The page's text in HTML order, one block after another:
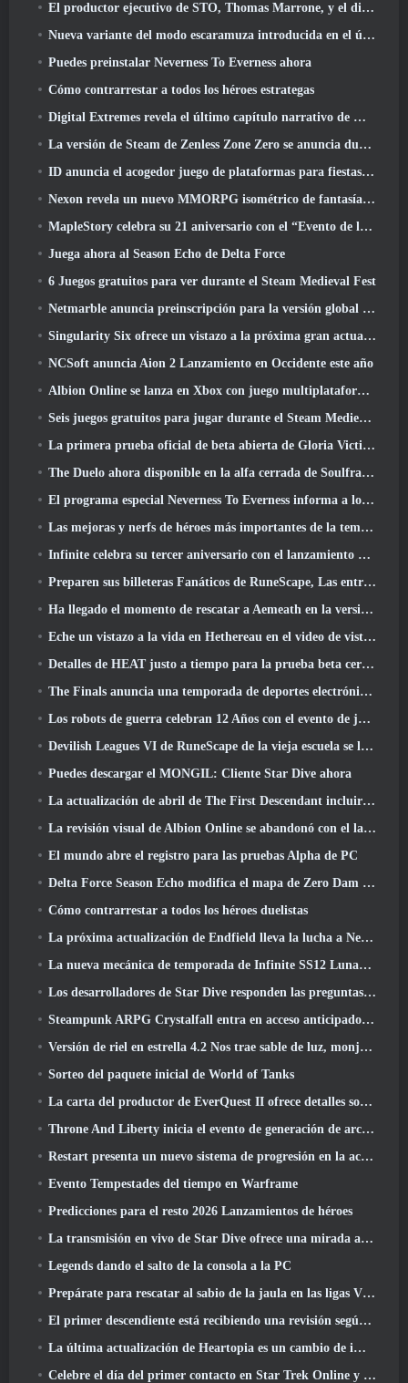
El productor ejecutivo de STO, Thomas Marrone, y el director creativo de Neverwinter, Randy Mosiondz, hablan sobre los juegos y el futuro de Cryptic.
Nueva variante del modo escaramuza introducida en el último acto de Valorant
Puedes preinstalar Neverness To Everness ahora
Cómo contrarrestar a todos los héroes estrategas
Digital Extremes revela el último capítulo narrativo de Warframe con nuevos cortos de anime
La versión de Steam de Zenless Zone Zero se anuncia durante la versión 2.8 Programa Especial
ID anuncia el acogedor juego de plataformas para fiestas Totopia durante la exhibición de Xbox, Comienza el reclutamiento Beta
Nexon revela un nuevo MMORPG isométrico de fantasía oscura, Brasas de los sin corona
MapleStory celebra su 21 aniversario con el “Evento de la Universidad Maple”
Juega ahora al Season Echo de Delta Force
6 Juegos gratuitos para ver durante el Steam Medieval Fest
Netmarble anuncia preinscripción para la versión global del MMORPG de ciencia ficción RF Online Next
Singularity Six ofrece un vistazo a la próxima gran actualización de Palia The Royal Highlands
NCSoft anuncia Aion 2 Lanzamiento en Occidente este año
Albion Online se lanza en Xbox con juego multiplataforma completo
Seis juegos gratuitos para jugar durante el Steam Medieval Fest
La primera prueba oficial de beta abierta de Gloria Victis comienza hoy
The Duelo ahora disponible en la alfa cerrada de Soulframe
El programa especial Neverness To Everness informa a los jugadores qué esperar en los lanzamientos
Las mejoras y nerfs de héroes más importantes de la temporada 7.5
Infinite celebra su tercer aniversario con el lanzamiento de Lunaria SS12 hoy
Preparen sus billeteras Fanáticos de RuneScape, Las entradas para RuneFest están a punto de salir a la venta
Ha llegado el momento de rescatar a Aemeath en la versión de Wuthering Waves 3.3 Actualizar
Eche un vistazo a la vida en Hethereau en el video de vista previa del juego de lanzamiento de Neverness To Everness
Detalles de HEAT justo a tiempo para la prueba beta cerrada
The Finals anuncia una temporada de deportes electrónicos de 200.000 dólares
Los robots de guerra celebran 12 Años con el evento de juegos robóticos marcianos
Devilish Leagues VI de RuneScape de la vieja escuela se lanza hoy
Puedes descargar el MONGIL: Cliente Star Dive ahora
La actualización de abril de The First Descendant incluirá la versión Beta del nuevo contenido del juego final
La revisión visual de Albion Online se abandonó con el lanzamiento de la actualización Radiant Wilds hoy
El mundo abre el registro para las pruebas Alpha de PC
Delta Force Season Echo modifica el mapa de Zero Dam y amplía la jugabilidad de operaciones
Cómo contrarrestar a todos los héroes duelistas
La próxima actualización de Endfield lleva la lucha a Nefarith
La nueva mecánica de temporada de Infinite SS12 Lunaria es una de las "mayores adiciones" al juego
Los desarrolladores de Star Dive responden las preguntas de los jugadores en una transmisión en vivo sorpresa
Steampunk ARPG Crystalfall entra en acceso anticipado, Pero no sin algunos problemas
Versión de riel en estrella 4.2 Nos trae sable de luz, monja-chuck, El baterista pionero y un emanador de euforia
Sorteo del paquete inicial de World of Tanks
La carta del productor de EverQuest II ofrece detalles sobre el servidor de expansión con tiempo bloqueado
Throne And Liberty inicia el evento de generación de archboss doble
Restart presenta un nuevo sistema de progresión en la actualización de la temporada SS4
Evento Tempestades del tiempo en Warframe
Predicciones para el resto 2026 Lanzamientos de héroes
La transmisión en vivo de Star Dive ofrece una mirada al juego en acción antes del lanzamiento
Legends dando el salto de la consola a la PC
Prepárate para rescatar al sabio de la jaula en las ligas VI de RuneScape de la vieja escuela: Pactos demoniacos
El primer descendiente está recibiendo una revisión según Dev Stream
La última actualización de Heartopia es un cambio de imagen al estilo de Alicia en el país de las maravillas
Celebre el día del primer contacto en Star Trek Online y gane una nueva versión del Nobel Intel Battlecruiser